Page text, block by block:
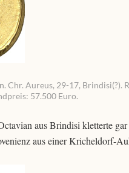
Chr. Aureus, 29-17,
57.500 Euro.
aus Brindisi kletterte
aus einer Kricheldorf-